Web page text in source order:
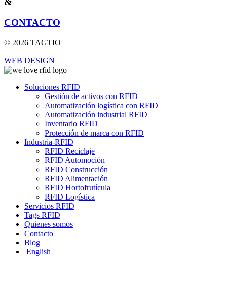
CONTACTO
© 2026 TAGTIO
|
WEB DESIGN
Soluciones RFID
Gestión de activos con RFID
Automatización logística con RFID
Automatización industrial RFID
Inventario RFID
Protección de marca con RFID
Industria-RFID
RFID Reciclaje
RFID Automoción
RFID Construcción
RFID Alimentación
RFID Hortofrutícula
RFID Logística
Servicios RFID
Tags RFID
Quienes somos
Contacto
Blog
English